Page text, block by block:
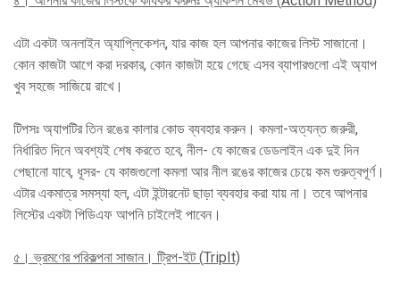
এটা একটা অনলাইন অ্যাপ্লিকেশন, যার কাজ হল আপনার কাজের লিস্ট সাজানো।
কোন কাজটা আগে করা দরকার, কোন কাজটা হয়ে গেছে এসব ব্যাপারগুলো এই অ্যাপ
খুব সহজে সাজিয়ে রাখে।
টিপসঃ অ্যাপটির তিন রঙের কালার কোড ব্যবহার করুন। কমলা-অত্যন্ত জরুরী,
নির্ধারিত দিনে অবশ্যই শেষ করতে হবে, নীল- যে কাজের ডেডলাইন এক দুই দিন
পেছানো যাবে, ধূসর- যে কাজগুলো কমলা আর নীল রঙের কাজের চেয়ে কম গুরুত্বপূর্ণ।
এটার একমাত্র সমস্যা হল, এটা ইন্টারনেট ছাড়া ব্যবহার করা যায় না। তবে আপনার
লিস্টের একটা পিডিএফ আপনি চাইলেই পাবেন।
৫।ভ্রমণের পরিকল্পনা সাজান। ট্রিপ-ইট (TripIt)